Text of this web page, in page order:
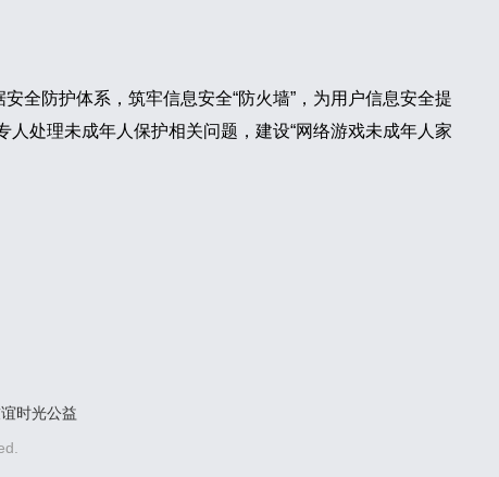
全防护体系，筑牢信息安全“防火墙”，为用户信息安全提
处理未成年人保护相关问题，建设“网络游戏未成年人家
时光公益